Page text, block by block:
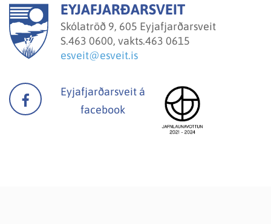
EYJAFJARÐARSVEIT
Skólatröð 9, 605 Eyjafjarðarsveit
S.463 0600, vakts.463 0615
esveit@esveit.is
Eyjafjarðarsveit á
facebook